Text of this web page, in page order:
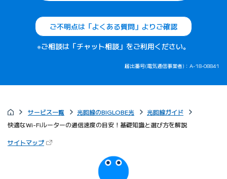
ご不明点は「よくある質問」よりご確認
※ご相談は「チャット相談」をご利用ください。
届出番号(電気通信事業者)：A-18-08841
サービス一覧 光回線のBIGLOBE光
光回線ガイド
快適なWi-Fiルーターの通信速度の目安！基礎知識と選び方を解説
サイトマップ（新しいタブで開きます）